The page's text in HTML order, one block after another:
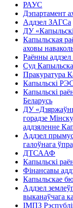
РАУС
Дэпартамент
Аддзел ЗАГСа
ДУ
Капыльская
аховы
Раённы
Суд
Пракуратура
Капыльскі
Капыльскі
Беларусь
ДУ
горадзе
аддзяленне
Аддзел
галоўнага
ДТСААФ
Капыльскі
Фінансавы
Капыльскае
Аддзел
выканаўчага
ІМПЗ